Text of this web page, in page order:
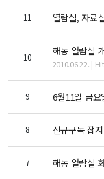
연구실
연구소
세미나 영상
전기정보세미나
교육
학부
11 열람실, 자료
10 해동 열람실
2010.06.22. |
9 6월11일 금요
8 신규구독 잡
7 해동 열람실